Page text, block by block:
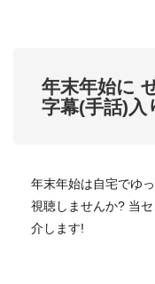
年末年始に
字幕(手話)
年末年始は自宅でゆ
視聴しませんか? 当
介します!